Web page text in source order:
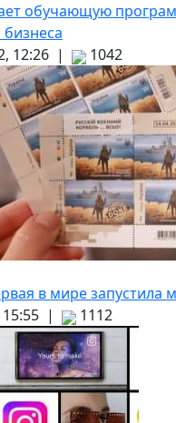
обучающую
бизнеса
12:26 |
1042
в мире запустила
15:55 |
1112